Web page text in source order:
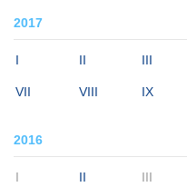
2017
I II III
VII VIII IX
2016
I II III